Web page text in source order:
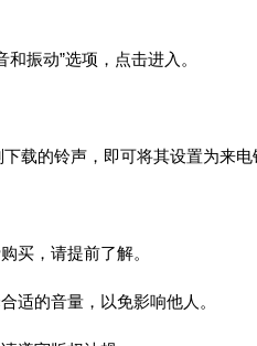
振动”选项，点击进入。
载的铃声，即可将其设置为来电
买，请提前了解。
适的音量，以免影响他人。